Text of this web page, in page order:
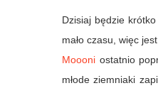
Dzisiaj będzie
mało czasu, więc
Moooni ostatnio
młode ziemniaki